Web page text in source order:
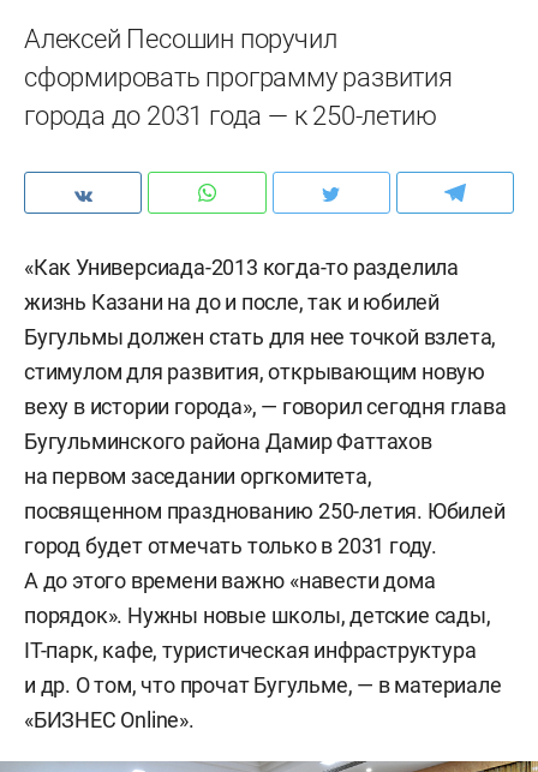
Алексей Песошин поручил
сформировать программу развития
города до 2031 года — к 250-летию
«Как Универсиада-2013 когда-то разделила
жизнь Казани на до и после, так и юбилей
Бугульмы должен стать для нее точкой взлета,
стимулом для развития, открывающим новую
веху в истории города», — говорил сегодня глава
Бугульминского района Дамир Фаттахов
на первом заседании оргкомитета,
посвященном празднованию 250-летия. Юбилей
город будет отмечать только в 2031 году.
А до этого времени важно «навести дома
порядок». Нужны новые школы, детские сады,
IT-парк, кафе, туристическая инфраструктура
и др. О том, что прочат Бугульме, — в материале
«БИЗНЕС Online».